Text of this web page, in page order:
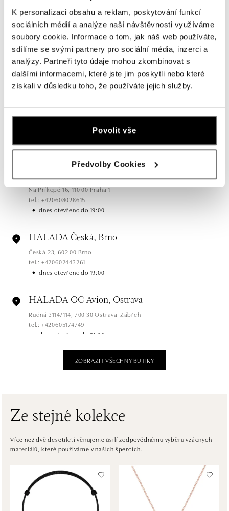
K personalizaci obsahu a reklam, poskytování funkcí
sociálních médií a analýze naší návštěvnosti využíváme
soubory cookie. Informace o tom, jak náš web používáte,
sdílíme se svými partnery pro sociální média, inzerci a
analýzy. Partneři tyto údaje mohou zkombinovat s
dalšími informacemi, které jste jim poskytli nebo které
získali v důsledku toho, že používáte jejich služby.
Povolit vše
Předvolby Cookies
Všechny Česko Slovensko
Pařížská 7, 110 00 Praha 1
dnes otevřeno od 10:00
Na Příkopě 16, 110 00 Praha 1
tel.: +420608028615
dnes otevřeno do 19:00
HALADA Česká, Brno
Česká 23, 602 00 Brno
tel.: +420602443261
dnes otevřeno do 19:00
HALADA OC Avion, Ostrava
Rudná 3114/114, 700 30 Ostrava-Zábřeh
tel.: +420605174749
dnes otevřeno do 21:00
HALADA OC Eurovea, Bratislava
HALADA OC Avion, Bratislava
Ivanská cesta 16, 821 04 Bratislava
tel.: +421 917 090 372
Halada OC Aupark, Bratislava
Einsteinova 18, 851 01 Bratislava
ZOBRAZIT VŠECHNY BUTIKY
Ze stejné kolekce
Více než dvě desetiletí věnujeme úsilí zodpovědnému výběru vzácných
materiálů, které používáme v našich špercích.